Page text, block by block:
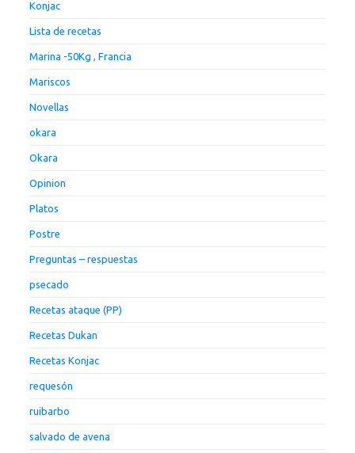
Konjac
Lista de recetas
Marina -50Kg , Francia
Mariscos
Novellas
okara
Okara
Opinion
Platos
Postre
Preguntas – respuestas
psecado
Recetas ataque (PP)
Recetas Dukan
Recetas Konjac
requesón
ruibarbo
salvado de avena